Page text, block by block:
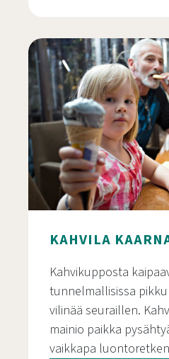
KAHVILA
Kahvikupposta
tunnelmallisissa
vilinää seuraillen.
mainio paikka
vaikkapa